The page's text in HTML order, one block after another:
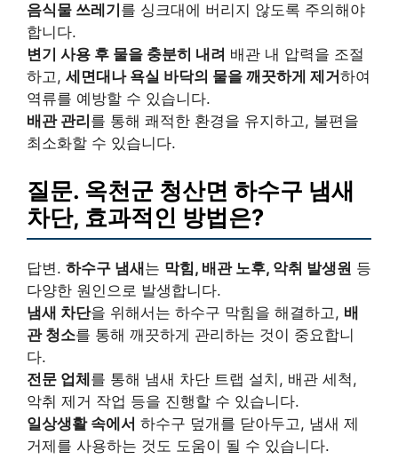
음식물 쓰레기 를 싱크대에 버리지 않도록 주의해야
합니다.
변기 사용 후 물을 충분히 내려 배관 내 압력을 조절
하고, 세면대나 욕실 바닥의 물을 깨끗하게 제거 하여
역류를 예방할 수 있습니다.
배관 관리 를 통해 쾌적한 환경을 유지하고, 불편을
최소화할 수 있습니다.
질문. 옥천군 청산면 하수구 냄새
차단, 효과적인 방법은?
답변. 하수구 냄새는 막힘, 배관 노후, 악취 발생원 등
다양한 원인으로 발생합니다.
냄새 차단을 위해서는 하수구 막힘을 해결하고, 배
관 청소를 통해 깨끗하게 관리하는 것이 중요합니
다.
전문 업체를 통해 냄새 차단 트랩 설치, 배관 세척,
악취 제거 작업 등을 진행할 수 있습니다.
일상생활 속에서 하수구 덮개를 닫아두고, 냄새 제
거제를 사용하는 것도 도움이 될 수 있습니다.